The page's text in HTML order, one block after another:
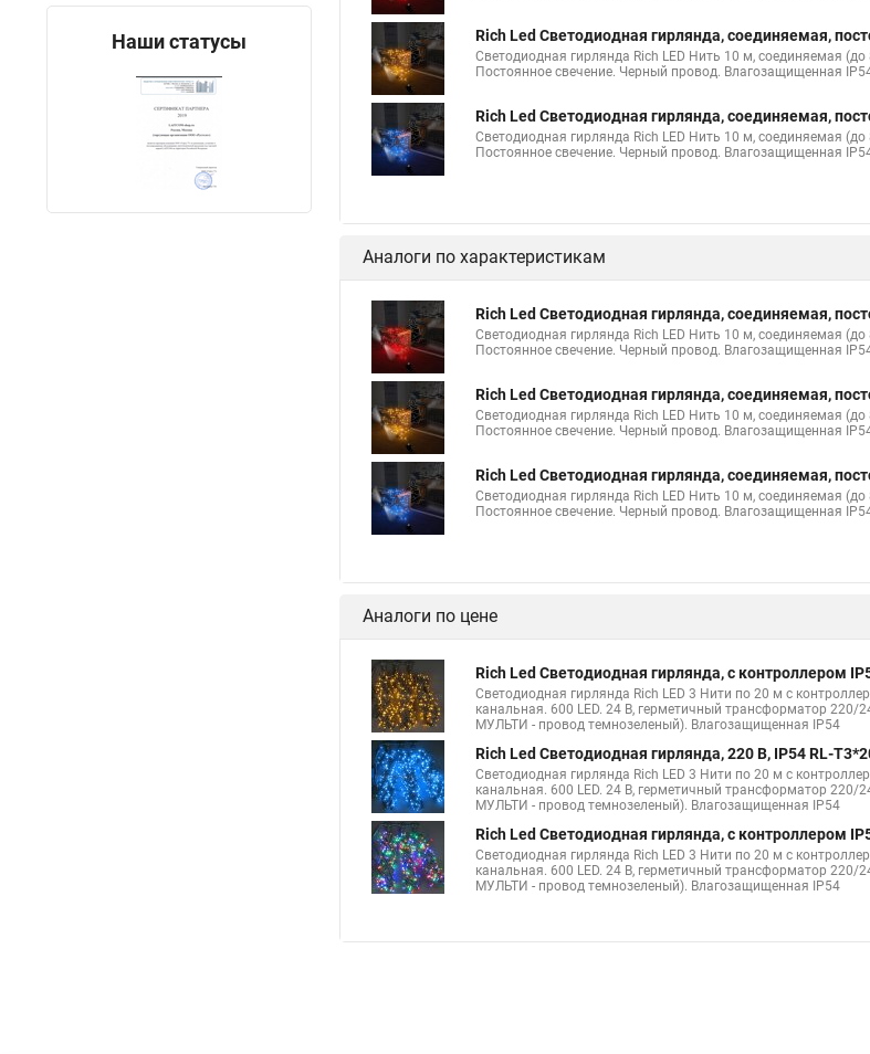
Наши статусы
Светодиодные гирлянды нити
Гирлянды нити светодиодные Гирлянды светодиодные нить купить
Светодиодные гирлянды нить купить
Светодиодные нить на батарейках Лампа светодиодная с нитью
Лампа на светодиодных нитях Нить гирлянда светодиодная купить
Rich Led Светодиодная гирлянда, соединяемая,
Светодиодная гирлянда Rich LED Нить 10 м, соединяемая
Постоянное свечение. Черный провод. Влагозащищенная
Rich Led Светодиодная гирлянда, соединяемая,
Светодиодная гирлянда Rich LED Нить 10 м, соединяемая
Постоянное свечение. Черный провод. Влагозащищенная
Аналоги по характеристикам
Rich Led Светодиодная гирлянда, соединяемая,
Светодиодная гирлянда Rich LED Нить 10 м, соединяемая
Постоянное свечение. Черный провод. Влагозащищенная
Rich Led Светодиодная гирлянда, соединяемая,
Светодиодная гирлянда Rich LED Нить 10 м, соединяемая
Постоянное свечение. Черный провод. Влагозащищенная
Rich Led Светодиодная гирлянда, соединяемая,
Светодиодная гирлянда Rich LED Нить 10 м, соединяемая
Постоянное свечение. Черный провод. Влагозащищенная
Аналоги по цене
Rich Led Светодиодная гирлянда, с контроллером
Светодиодная гирлянда Rich LED 3 Нити по 20 м с
канальная. 600 LED. 24 B, герметичный трансформатор 220/
МУЛЬТИ - провод темнозеленый). Влагозащищенная IP54
Rich Led Светодиодная гирлянда, 220 В, IP54 RL-
Светодиодная гирлянда Rich LED 3 Нити по 20 м с
канальная. 600 LED. 24 B, герметичный трансформатор 220/
МУЛЬТИ - провод темнозеленый). Влагозащищенная IP54
Rich Led Светодиодная гирлянда, с контроллером
Светодиодная гирлянда Rich LED 3 Нити по 20 м с
канальная. 600 LED. 24 B, герметичный трансформатор 220/
МУЛЬТИ - провод темнозеленый). Влагозащищенная IP54